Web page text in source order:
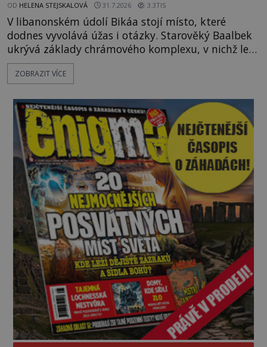
OD HELENA STEJSKALOVÁ 31.7.2026 3.3TIS
V libanonském údolí Bikáa stojí místo, které
dodnes vyvolává úžas i otázky. Starověký Baalbek
ukrývá základy chrámového komplexu, v nichž leží
kameny tak obrovské, že se zdá téměř nemožné je
přesunout. Některé bloky váží kolem tisíce tun,
kolosů dokonce odhadem až 1650 tun. Jak lidé bez
moderních strojů dokázali takové giganty vytesat,
dopravit a přesně u
ZOBRAZIT VÍCE